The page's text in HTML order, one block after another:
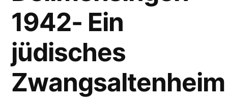
1942- Ein
jüdisches
Zwangsaltenheim